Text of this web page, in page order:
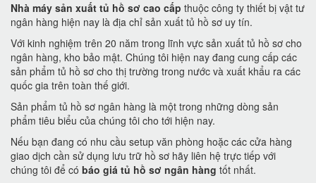
Nhà máy sản xuất tủ hồ sơ cao cấp thuộc công ty thiết bị vật tư
ngân hàng hiện nay là địa chỉ sản xuất tủ hồ sơ uy tín.
Với kinh nghiệm trên 20 năm trong lĩnh vực sản xuất tủ hồ sơ cho
ngân hàng, kho bảo mật. Chúng tôi hiện nay đang cung cấp các
sản phẩm tủ hồ sơ cho thị trường trong nước và xuất khẩu ra các
quốc gia trên toàn thế giới.
Sản phẩm tủ hồ sơ ngân hàng là một trong những dòng sản
phẩm tiêu biểu của chúng tôi cho tới hiện nay.
Nếu bạn đang có nhu cầu setup văn phòng hoặc các cửa hàng
giao dịch cần sử dụng lưu trữ hồ sơ hãy liên hệ trực tiếp với
chúng tôi để có báo giá tủ hồ sơ ngân hàng tốt nhất.